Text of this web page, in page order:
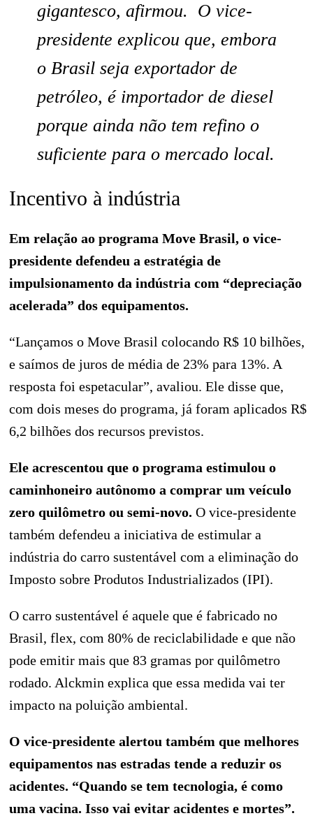
gigantesco, afirmou. O vice-
presidente explicou que, embora
o Brasil seja exportador de
petróleo, é importador de diesel
porque ainda não tem refino o
suficiente para o mercado local.
Incentivo à indústria
Em relação ao programa Move Brasil, o vice-
presidente defendeu a estratégia de
impulsionamento da indústria com “depreciação
acelerada” dos equipamentos.
“Lançamos o Move Brasil colocando R$ 10 bilhões,
e saímos de juros de média de 23% para 13%. A
resposta foi espetacular”, avaliou. Ele disse que,
com dois meses do programa, já foram aplicados R$
6,2 bilhões dos recursos previstos.
Ele acrescentou que o programa estimulou o
caminhoneiro autônomo a comprar um veículo
zero quilômetro ou semi-novo. O vice-presidente
também defendeu a iniciativa de estimular a
indústria do carro sustentável com a eliminação do
Imposto sobre Produtos Industrializados (IPI).
O carro sustentável é aquele que é fabricado no
Brasil, flex, com 80% de reciclabilidade e que não
pode emitir mais que 83 gramas por quilômetro
rodado. Alckmin explica que essa medida vai ter
impacto na poluição ambiental.
O vice-presidente alertou também que melhores
equipamentos nas estradas tende a reduzir os
acidentes. “Quando se tem tecnologia, é como
uma vacina. Isso vai evitar acidentes e mortes”.